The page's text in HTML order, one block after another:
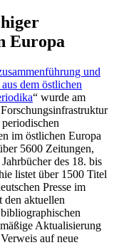
Europa
und
dem östlichen
“ wurde am
im östlichen Europa
5600 Zeitungen,
des 18. bis
listet über 1500 Titel
Presse im
den aktuellen
Aktualisierung
auf neue